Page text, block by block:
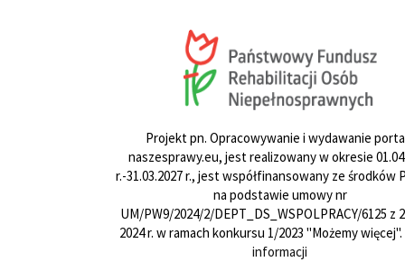
Projekt pn. Opracowywanie i wydawanie
naszesprawy.eu, jest realizowany w okresie
r.-31.03.2027 r., jest współfinansowany ze środków
na podstawie umowy nr
UM/PW9/2024/2/DEPT_DS_WSPOLPRACY/6125 z
2024 r. w ramach konkursu 1/2023 "Możemy więcej".
informacji